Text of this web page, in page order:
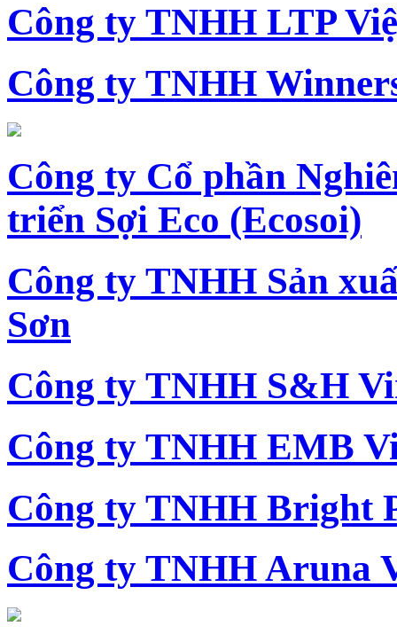
Công ty TNHH LTP
Công ty TNHH
Công ty Cổ phần
triển Sợi Eco (Ecosoi)
Công ty TNHH Sản
Sơn
Công ty TNHH S&H
Công ty TNHH EMB
Công ty TNHH Bright
Công ty TNHH Aruna